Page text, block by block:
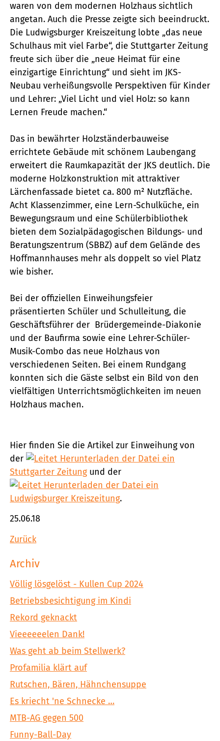
waren von dem modernen Holzhaus sichtlich
angetan. Auch die Presse zeigte sich beeindruckt.
Die Ludwigsburger Kreiszeitung lobte „das neue
Schulhaus mit viel Farbe“, die Stuttgarter Zeitung
freute sich über die „neue Heimat für eine
einzigartige Einrichtung“ und sieht im JKS-
Neubau verheißungsvolle Perspektiven für Kinder
und Lehrer: „Viel Licht und viel Holz: so kann
Lernen Freude machen.“
Das in bewährter Holzständer­bauweise
errichtete Gebäude mit schönem Laubengang
erweitert die Raumkapazität der JKS deutlich. Die
moderne Holzkonstruktion mit attraktiver
Lärchenfassade bietet ca. 800 m² Nutzfläche.
Acht Klassenzimmer, eine Lern-Schulküche, ein
Bewegungsraum und eine Schülerbibliothek
bieten dem Sozialpädagogischen Bildungs- und
Beratungszentrum (SBBZ) auf dem Gelände des
Hoffmannhauses mehr als doppelt so viel Platz
wie bisher.
Bei der offiziellen Einweihungsfeier
präsentierten Schüler und Schulleitung, die
Geschäftsführer der Brüdergemeinde-Diakonie
und der Baufirma sowie eine Lehrer-Schüler-
Musik-Combo das neue Holzhaus von
verschiedenen Seiten. Bei einem Rundgang
konnten sich die Gäste selbst ein Bild von den
vielfältigen Unterrichtsmöglichkeiten im neuen
Holzhaus machen.
Hier finden Sie die Artikel zur Einweihung von
der
Stuttgarter Zeitungund der
Ludwigsburger Kreiszeitung.
25.06.18
Zurück
Archiv
Völlig lösgelöst - Kullen Cup 2024
Betriebsbesichtigung im Kindi
Rekord geknackt
Vieeeeeelen Dank!
Was geht ab beim Stellwerk?
Profamilia klärt auf
Rutschen, Bären, Hähnchensuppe
Es kriecht 'ne Schnecke …
MTB-AG gegen 500
Funny-Ball-Day